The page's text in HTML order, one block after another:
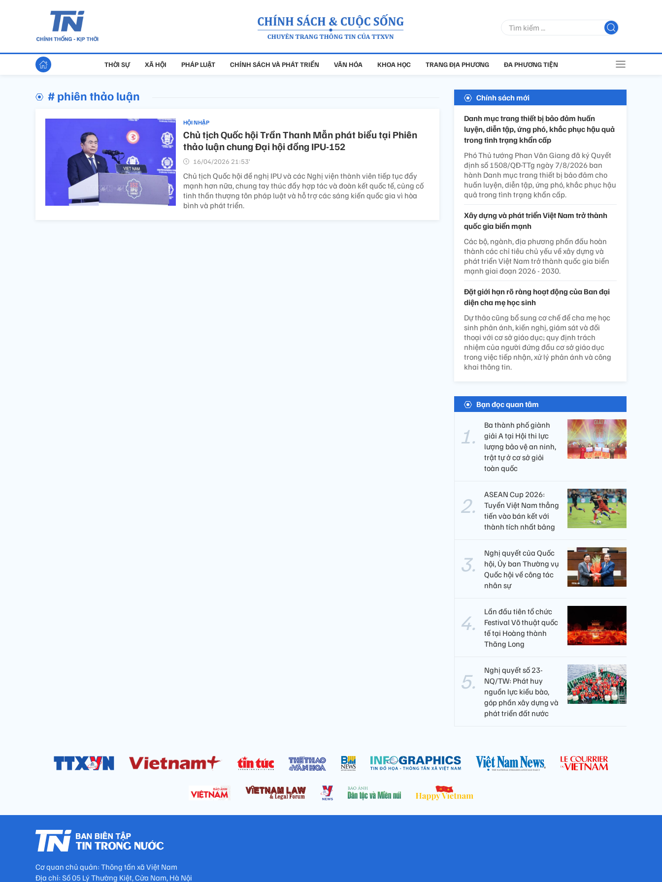
THỜI SỰ XÃ HỘI PHÁP LUẬT CHÍNH SÁCH VÀ PHÁT TRIỂN VĂN HÓA KHOA HỌC TRANG ĐỊA PHƯƠNG ĐA PHƯƠNG TIỆN
# phiên thảo luận
HỘI NHẬP
Chủ tịch Quốc hội Trần Thanh Mẫn phát biểu tại Phiên
thảo luận chung Đại hội đồng IPU-152
16/04/2026 21:53’
Chủ tịch Quốc hội đề nghị IPU và các Nghị viện thành viên tiếp tục đẩy
mạnh hơn nữa, chung tay thúc đẩy hợp tác và đoàn kết quốc tế, củng cố
tinh thần thượng tôn pháp luật và hỗ trợ các sáng kiến quốc gia vì hòa
bình và phát triển.
Chính sách mới
Danh mục trang thiết bị bảo đảm huấn
luyện, diễn tập, ứng phó, khắc phục hậu quả
trong tình trạng khẩn cấp
Phó Thủ tướng Phan Văn Giang đã ký Quyết
định số 1508/QĐ-TTg ngày 7/8/2026 ban
hành Danh mục trang thiết bị bảo đảm cho
huấn luyện, diễn tập, ứng phó, khắc phục hậu
quả trong tình trạng khẩn cấp.
Xây dựng và phát triển Việt Nam trở thành
quốc gia biển mạnh
Các bộ, ngành, địa phương phấn đấu hoàn
thành các chỉ tiêu chủ yếu về xây dựng và
phát triển Việt Nam trở thành quốc gia biển
mạnh giai đoạn 2026 - 2030.
Đặt giới hạn rõ ràng hoạt động của Ban đại
diện cha mẹ học sinh
Dự thảo cũng bổ sung cơ chế để cha mẹ học
sinh phản ánh, kiến nghị, giám sát và đối
thoại với cơ sở giáo dục; quy định trách
nhiệm của người đứng đầu cơ sở giáo dục
trong việc tiếp nhận, xử lý phản ánh và công
khai thông tin.
Bạn đọc quan tâm
Ba thành phố giành
giải A tại Hội thi lực
lượng bảo vệ an ninh,
trật tự ở cơ sở giỏi
toàn quốc
ASEAN Cup 2026:
Tuyển Việt Nam thẳng
tiến vào bán kết với
thành tích nhất bảng
Nghị quyết của Quốc
hội, Ủy ban Thường vụ
Quốc hội về công tác
nhân sự
Lần đầu tiên tổ chức
Festival Võ thuật quốc
tế tại Hoàng thành
Thăng Long
Nghị quyết số 23-
NQ/TW: Phát huy
nguồn lực kiều bào,
góp phần xây dựng và
phát triển đất nước
Cơ quan chủ quản: Thông tấn xã Việt Nam
Địa chỉ: Số 05 Lý Thường Kiệt, Cửa Nam, Hà Nội